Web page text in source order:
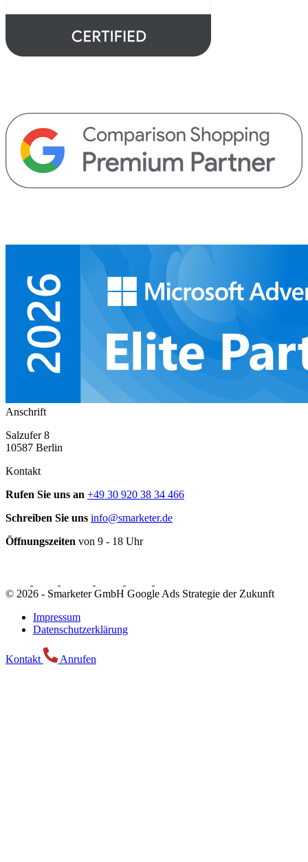
Anschrift
Salzufer 8
10587 Berlin
Kontakt
Rufen Sie uns an +49 30 920 38 34 466
Schreiben Sie uns info@smarketer.de
Öffnungszeiten von 9 - 18 Uhr
© 2026 - Smarketer GmbH Google Ads Strategie der Zukunft
Impressum
Datenschutzerklärung
Kontakt Anrufen